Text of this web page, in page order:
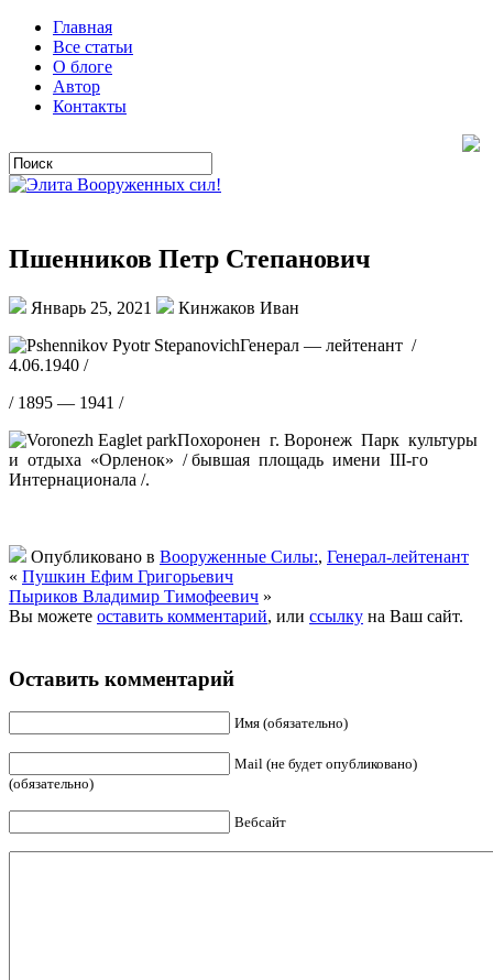
Главная
Все статьи
О блоге
Автор
Контакты
Пшенников Петр Степанович
Январь 25, 2021
Кинжаков Иван
Генерал — лейтенант /
4.06.1940 /
/ 1895 — 1941 /
Похоронен г. Воронеж Парк культуры
и отдыха «Орленок» / бывшая площадь имени III-го
Интернационала /.
Опубликовано в Вооруженные Силы:, Генерал-лейтенант
« Пушкин Ефим Григорьевич
Пыриков Владимир Тимофеевич »
Вы можете оставить комментарий, или ссылку на Ваш сайт.
Оставить комментарий
Имя (обязательно)
Mail (не будет опубликовано)
(обязательно)
Вебсайт